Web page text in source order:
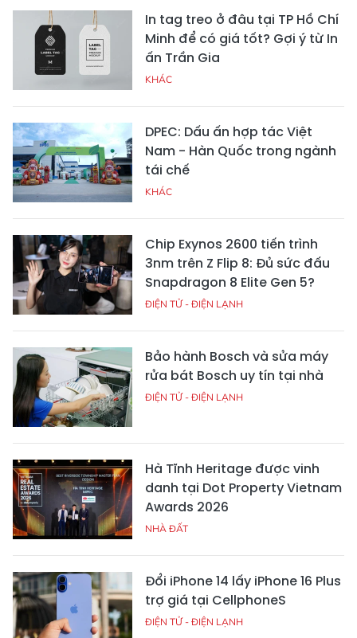
In tag treo ở đâu tại TP Hồ Chí
Minh để có giá tốt? Gợi ý từ In
ấn Trần Gia
KHÁC
DPEC: Dấu ấn hợp tác Việt
Nam - Hàn Quốc trong ngành
tái chế
KHÁC
Chip Exynos 2600 tiến trình
3nm trên Z Flip 8: Đủ sức đấu
Snapdragon 8 Elite Gen 5?
ĐIỆN TỬ - ĐIỆN LẠNH
Bảo hành Bosch và sửa máy
rửa bát Bosch uy tín tại nhà
ĐIỆN TỬ - ĐIỆN LẠNH
Hà Tĩnh Heritage được vinh
danh tại Dot Property Vietnam
Awards 2026
NHÀ ĐẤT
Đổi iPhone 14 lấy iPhone 16 Plus
trợ giá tại CellphoneS
ĐIỆN TỬ - ĐIỆN LẠNH